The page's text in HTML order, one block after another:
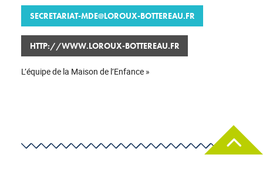
SECRETARIAT-MDE@LOROUX-BOTTEREAU.FR
HTTP://WWW.LOROUX-BOTTEREAU.FR
L’équipe de la Maison de l’Enfance »